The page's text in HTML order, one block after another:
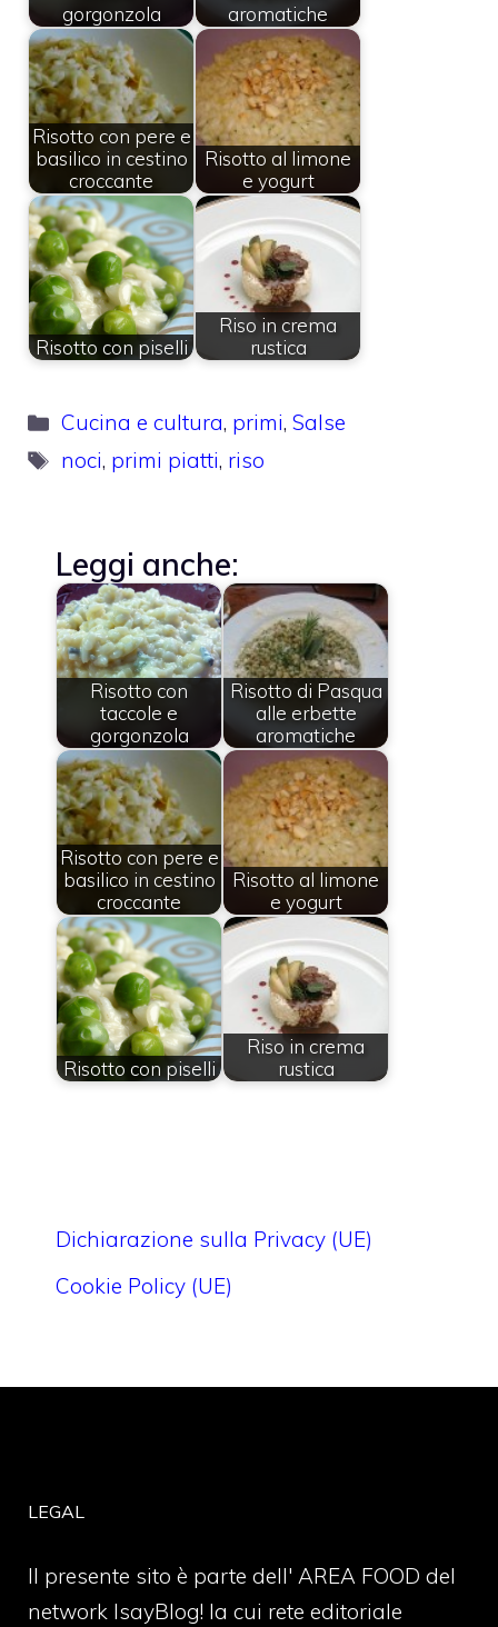
gorgonzola
aromatiche
Risotto con pere e
basilico in cestino
croccante
Risotto al limone
e yogurt
Risotto con piselli
Riso in crema
rustica
Categorie
Cucina e cultura, primi,Salse
Tag
noci, primi piatti, riso
Leggi anche:
Risotto con
taccole e
gorgonzola
Risotto di Pasqua
alle erbette
aromatiche
Risotto con pere e
basilico in cestino
croccante
Risotto al limone
e yogurt
Risotto con piselli
Riso in crema
rustica
Dichiarazione sulla Privacy (UE)
Cookie Policy (UE)
LEGAL
Il presente sito è parte dell' AREA FOOD del
network IsayBlog! la cui rete editoriale